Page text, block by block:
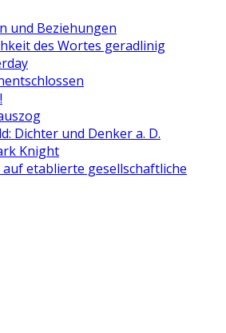
und Beziehungen
des Wortes geradlinig
Dichter und Denker a. D.
Knight
etablierte gesellschaftliche